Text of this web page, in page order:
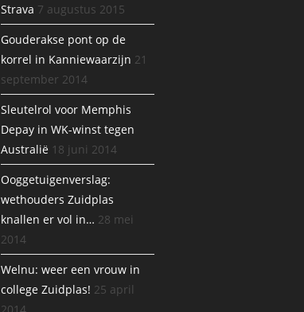
Strava 7 augustus 2015
Gouderakse pont op de
korrel in Kanniewaarzijn 21
september 2014
Sleutelrol voor Memphis
Depay in WK-winst tegen
Australië 18 juni 2014
Ooggetuigenverslag:
wethouders Zuidplas
knallen er vol in… 28 mei
2014
Welnu: weer een vrouw in
college Zuidplas! 25 april
2014